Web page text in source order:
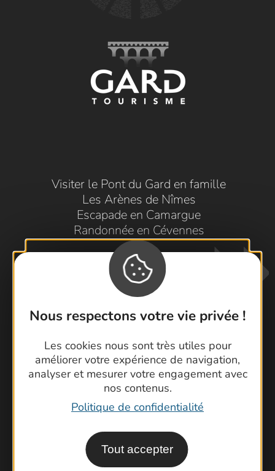
Nous respectons votre vie privée !
Les cookies nous sont très utiles pour
améliorer votre expérience de navigation,
analyser et mesurer votre engagement avec
nos contenus.
Politique de confidentialité
Tout accepter
Visiter le Pont du Gard en famille
Les Arènes de Nîmes
Escapade en Camargue
Randonnée en Cévennes
Contactez-nous !
Foire aux questions
Brochures
Cartoguides et Topoguides
Latitude Gard